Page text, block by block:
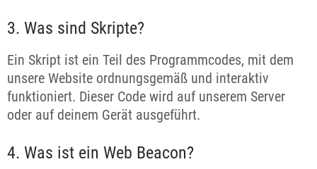
3. Was sind Skripte?
Ein Skript ist ein Teil des Programmcodes, mit dem
unsere Website ordnungsgemäß und interaktiv
funktioniert. Dieser Code wird auf unserem Server
oder auf deinem Gerät ausgeführt.
4. Was ist ein Web Beacon?